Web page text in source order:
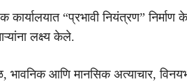
कार्यालयात “प्रभावी नियंत्रण”
लक्ष्य केले.
भावनिक आणि मानसिक अत्याचार,